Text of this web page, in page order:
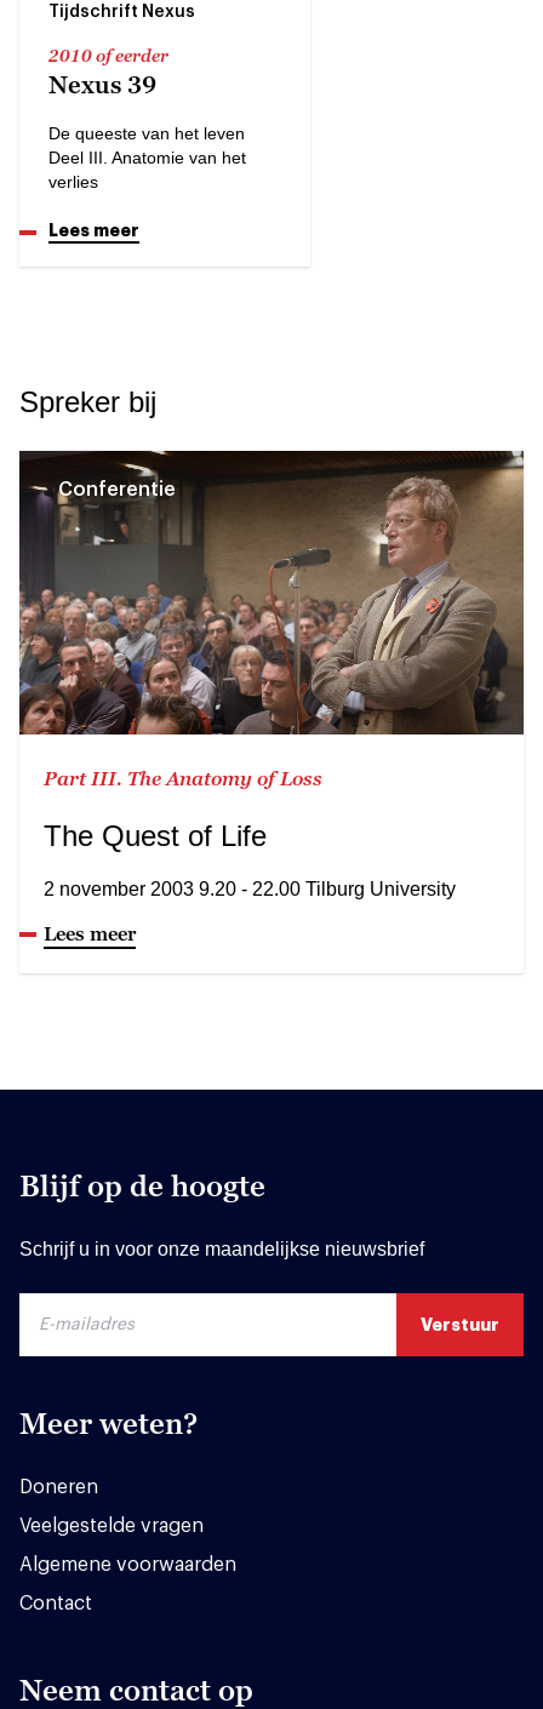
Tijdschrift Nexus
2010 of eerder
Nexus 39
De queeste van het leven
Deel III. Anatomie van het
verlies
Lees meer
Spreker bij
Conferentie
Part III. The Anatomy of Loss
The Quest of Life
2 november 2003 9.20 - 22.00 Tilburg University
Lees meer
Blijf op de hoogte
Schrijf u in voor onze maandelijkse nieuwsbrief
Meer weten?
Doneren
Veelgestelde vragen
Algemene voorwaarden
Contact
Neem contact op